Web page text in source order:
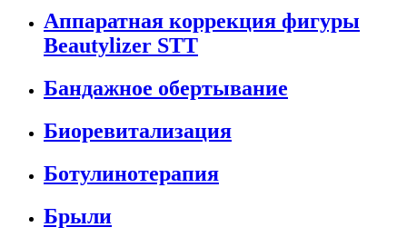
Аппаратная коррекция фигуры
Beautylizer STT
Бандажное обертывание
Биоревитализация
Ботулинотерапия
Брыли